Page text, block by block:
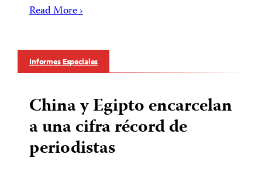
Read More ›
Informes Especiales
China y Egipto encarcelan
a una cifra récord de
periodistas